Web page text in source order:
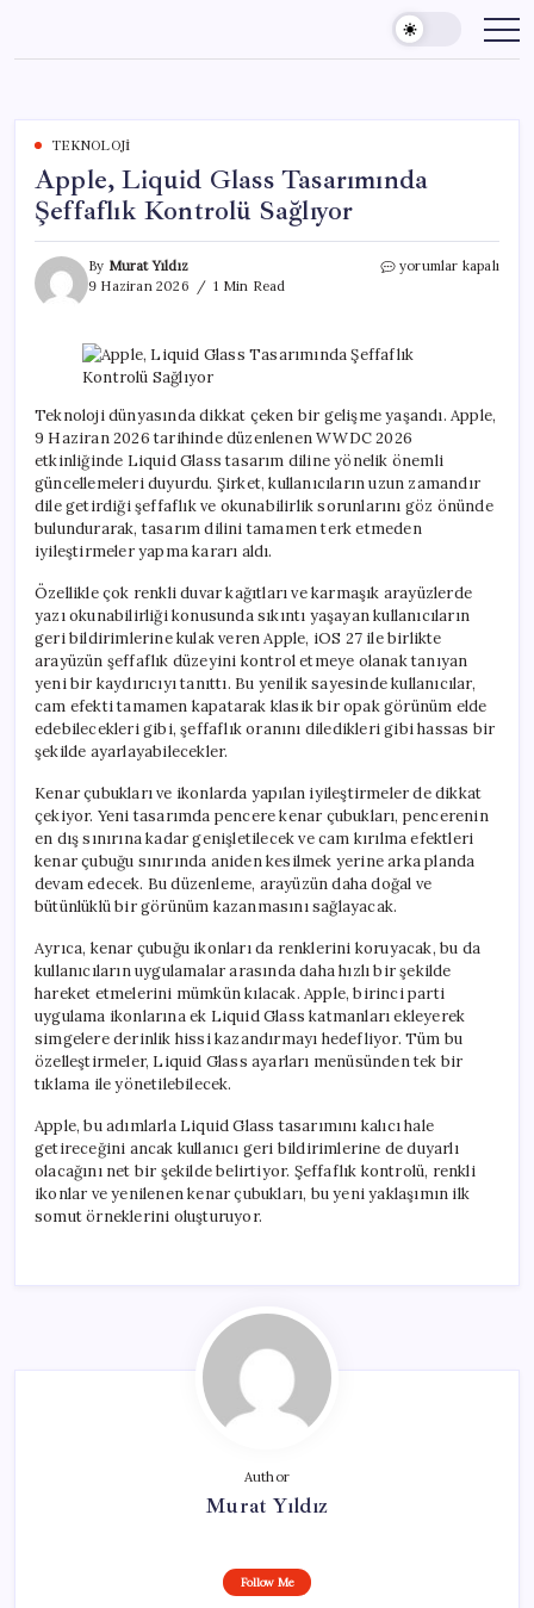
content
TEKNOLOJI
Apple, Liquid Glass Tasarımında
Şeffaflık Kontrolü Sağlıyor
By Murat Yıldız
9 Haziran 2026
1 Min Read
Apple,
Şeffaflık
Kontrolü
yorumlar kapalı
Teknoloji dünyasında dikkat çeken bir gelişme yaşandı. Apple,
9 Haziran 2026 tarihinde düzenlenen WWDC 2026
etkinliğinde Liquid Glass tasarım diline yönelik önemli
güncellemeleri duyurdu. Şirket, kullanıcıların uzun zamandır
dile getirdiği şeffaflık ve okunabilirlik sorunlarını göz önünde
bulundurarak, tasarım dilini tamamen terk etmeden
iyileştirmeler yapma kararı aldı.
Özellikle çok renkli duvar kağıtları ve karmaşık arayüzlerde
yazı okunabilirliği konusunda sıkıntı yaşayan kullanıcıların
geri bildirimlerine kulak veren Apple, iOS 27 ile birlikte
arayüzün şeffaflık düzeyini kontrol etmeye olanak tanıyan
yeni bir kaydırıcıyı tanıttı. Bu yenilik sayesinde kullanıcılar,
cam efekti tamamen kapatarak klasik bir opak görünüm elde
edebilecekleri gibi, şeffaflık oranını diledikleri gibi hassas bir
şekilde ayarlayabilecekler.
Kenar çubukları ve ikonlarda yapılan iyileştirmeler de dikkat
çekiyor. Yeni tasarımda pencere kenar çubukları, pencerenin
en dış sınırına kadar genişletilecek ve cam kırılma efektleri
kenar çubuğu sınırında aniden kesilmek yerine arka planda
devam edecek. Bu düzenleme, arayüzün daha doğal ve
bütünlüklü bir görünüm kazanmasını sağlayacak.
Ayrıca, kenar çubuğu ikonları da renklerini koruyacak, bu da
kullanıcıların uygulamalar arasında daha hızlı bir şekilde
hareket etmelerini mümkün kılacak. Apple, birinci parti
uygulama ikonlarına ek Liquid Glass katmanları ekleyerek
simgelere derinlik hissi kazandırmayı hedefliyor. Tüm bu
özelleştirmeler, Liquid Glass ayarları menüsünden tek bir
tıklama ile yönetilebilecek.
Apple, bu adımlarla Liquid Glass tasarımını kalıcı hale
getireceğini ancak kullanıcı geri bildirimlerine de duyarlı
olacağını net bir şekilde belirtiyor. Şeffaflık kontrolü, renkli
ikonlar ve yenilenen kenar çubukları, bu yeni yaklaşımın ilk
somut örneklerini oluşturuyor.
Author
Murat Yıldız
Follow Me